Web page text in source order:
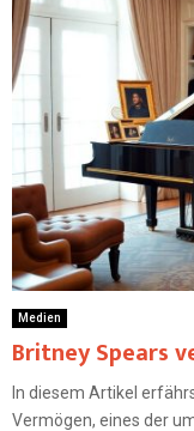
Medien
Britney Spears
In diesem Artikel
Vermögen, eines der